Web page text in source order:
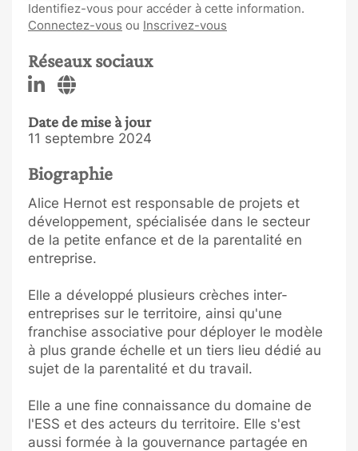
Identifiez-vous pour accéder à cette information.
Connectez-vous ou Inscrivez-vous
Réseaux sociaux
Date de mise à jour
11 septembre 2024
Biographie
Alice Hernot est responsable de projets et
développement, spécialisée dans le secteur
de la petite enfance et de la parentalité en
entreprise.
Elle a développé plusieurs crèches inter-
entreprises sur le territoire, ainsi qu'une
franchise associative pour déployer le modèle
à plus grande échelle et un tiers lieu dédié au
sujet de la parentalité et du travail.
Elle a une fine connaissance du domaine de
l'ESS et des acteurs du territoire. Elle s'est
aussi formée à la gouvernance partagée en